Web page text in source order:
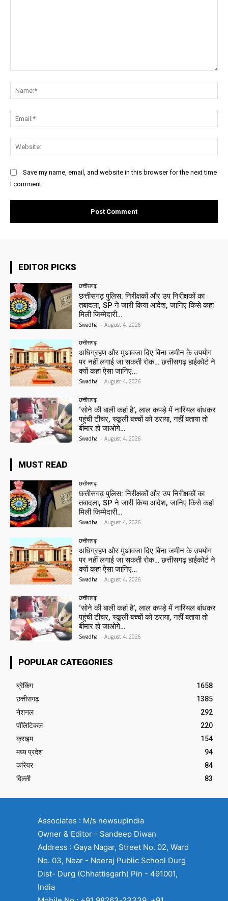
Save my name, email, and website in this browser for the next time
I comment.
EDITOR PICKS
छत्तीसगढ़
छत्तीसगढ़ पुलिस: निरीक्षकों और उप निरीक्षकों का
तबादला, SP ने जारी किया आदेश, जानिए किसे कहां
मिली जिम्मेदारी…
Swadha - August 4, 2026
छत्तीसगढ़
अधिग्रहण और मुआवजा दिए बिना जमीन के उपयोग
पर नहीं लगाई जा सकती रोक… छत्तीसगढ़ हाईकोर्ट ने
क्यों कहा ऐसा जानिए…
Swadha - August 4, 2026
छत्तीसगढ़
‘सोने की बाली कहां है’, लाल कपड़े में नारियल बांधकर
पहुंची टीचर, स्कूली बच्चों को डराया, नहीं बताया तो
बीमार हो जाओगे…
Swadha - August 4, 2026
MUST READ
छत्तीसगढ़
छत्तीसगढ़ पुलिस: निरीक्षकों और उप निरीक्षकों का
तबादला, SP ने जारी किया आदेश, जानिए किसे कहां
मिली जिम्मेदारी…
Swadha - August 4, 2026
छत्तीसगढ़
अधिग्रहण और मुआवजा दिए बिना जमीन के उपयोग
पर नहीं लगाई जा सकती रोक… छत्तीसगढ़ हाईकोर्ट ने
क्यों कहा ऐसा जानिए…
Swadha - August 4, 2026
छत्तीसगढ़
‘सोने की बाली कहां है’, लाल कपड़े में नारियल बांधकर
पहुंची टीचर, स्कूली बच्चों को डराया, नहीं बताया तो
बीमार हो जाओगे…
Swadha - August 4, 2026
POPULAR CATEGORIES
ब्रेकिंग
1658
छत्तीसगढ़
1385
नेशनल
292
पॉलिटिकल
220
क्राइम
154
मध्य प्रदेश
94
करियर
84
दिल्ली
83
Associates : M/s newsupindia
Owner & Editor - Sandeep Diwan
Address : Gaya Nagar, Street No. 02, Ward
No. 03, Near - Neeraj Public School Durg
Dist- Durg (Chhattisgarh) Pin - 491001,
India